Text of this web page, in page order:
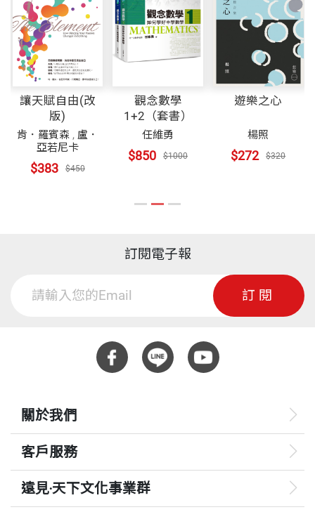
讓天賦自由(改
版)
肯．羅賓森, 盧．
亞若尼卡
$383 $450
觀念數學
1+2（套書）
任維勇
$850 $1000
遊樂之心
楊照
$272 $320
訂閱電子報
訂閱
關於我們
客戶服務
遠見‧天下文化事業群